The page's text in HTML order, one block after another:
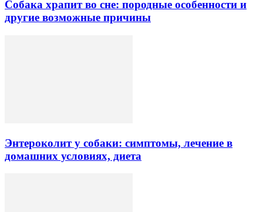
Собака храпит во сне: породные особенности и
другие возможные причины
Энтероколит у собаки: симптомы, лечение в
домашних условиях, диета